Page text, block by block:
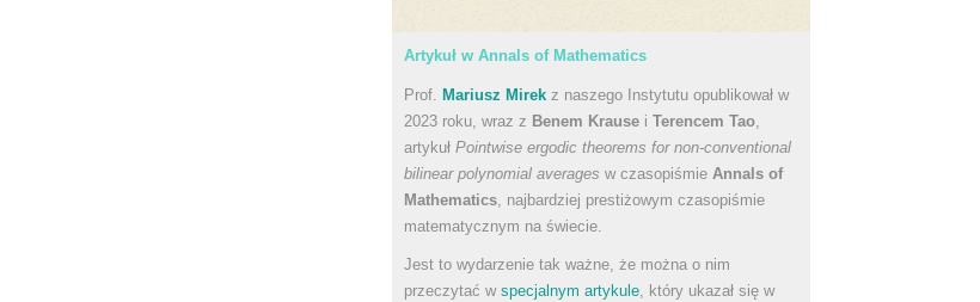
Artykuł w Annals of Mathematics
Prof. Mariusz Mirek z naszego Instytutu opublikował w
2023 roku, wraz z Benem Krause i Terencem Tao
artykuł Pointwise ergodic theorems for non-conventional
bilinear polynomial averages w czasopiśmie Annals of
Mathematics , najbardziej prestiżowym czasopiśmie
matematycznym na świecie.
Jest to wydarzenie tak ważne, że można o nim
przeczytać w specjalnym artykule, który ukazał się w